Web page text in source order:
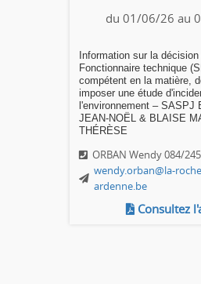
du 01/06/26 au
Information sur la décision
Fonctionnaire technique
compétent en la matière,
imposer une étude
l'environnement – SASPJ
JEAN-NOËL & BLAISE
THÉRÈSE
ORBAN Wendy 084/
wendy.orban@la-
ardenne.be
Consultez